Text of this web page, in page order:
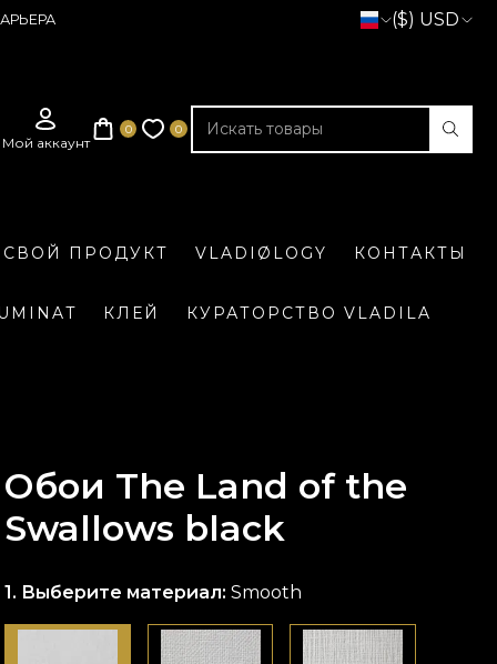
($) USD
СВОЙ ПРОДУКТ VLADIØLOGY КОНТАКТЫ
КЛЕЙ КУРАТОРСТВО VLADILA
Обои The Land of the
Swallows black
Выберите материал:Smooth